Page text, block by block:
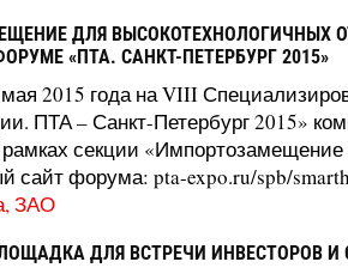
ДЛЯ ВЫСОКОТЕХНОЛОГИЧНЫХ
«ПТА. САНКТ-ПЕТЕРБУРГ 2015»
2015 года на VIII
ПТА – Санкт-Петербург 2015»
рамках секции
форума: pta-expo.ru/spb/
ЗАО
ДЛЯ ВСТРЕЧИ ИНВЕСТОРОВ И